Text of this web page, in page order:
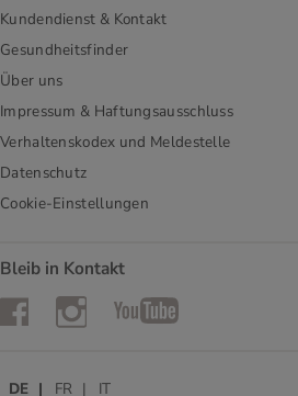
Kundendienst & Kontakt
Gesundheitsfinder
Über uns
Impressum & Haftungsausschluss
Verhaltenskodex und Meldestelle
Datenschutz
Cookie-Einstellungen
Bleib in Kontakt
FacebookInstagramYouTube
DE FR IT